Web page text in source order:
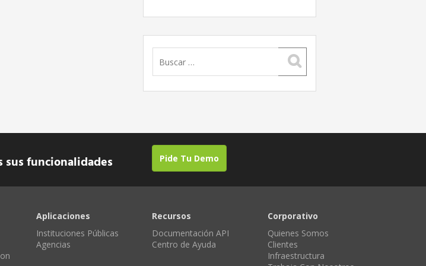
sus funcionalidades Pide Tu Demo
Aplicaciones
Instituciones Públicas
Agencias
Recursos
Documentación API
Centro de Ayuda
Corporativo
Quienes Somos
Clientes
Infraestructura